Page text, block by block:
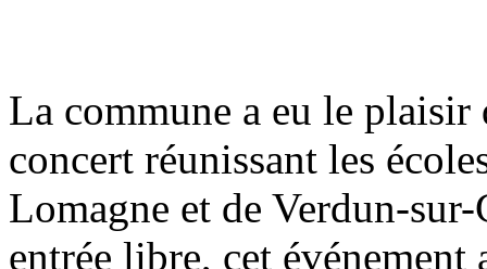
La commune a eu le
concert réunissant les
Lomagne et de Verdun-
entrée libre, cet événement